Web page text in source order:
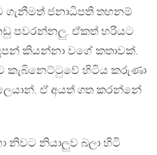
ගැනීමත් ජනාධිපති තහනම්
පවරන්නලු. ඒකත් හරියට
කියන්නා වගේ කතාවක්.
කැබිනෙට්ටුවේ හිටිය කරුණා
ඒ අයත් ගත කරන්නේ
නිවට නියාලුව බලා හිටි